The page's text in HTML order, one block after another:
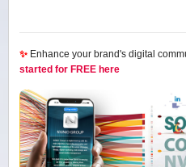
✨ Enhance your brand's digital
started for FREE here